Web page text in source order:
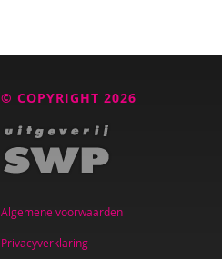
Marijke Adema
Ilse Aerden
© COPYRIGHT 2026
Algemene voorwaarden
Privacyverklaring